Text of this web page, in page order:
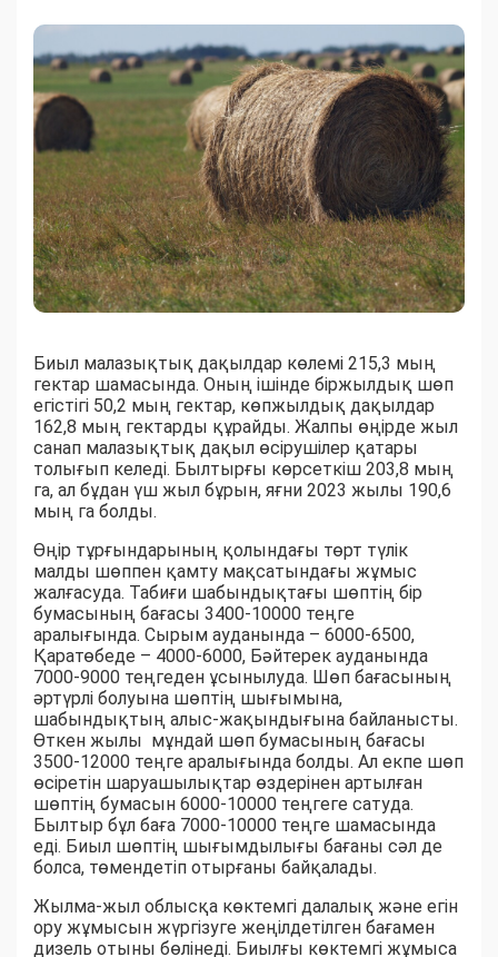
Биыл малазықтық дақылдар көлемі 215,3 мың
гектар шамасында. Оның ішінде біржылдық шөп
егістігі 50,2 мың гектар, көпжылдық дақылдар
162,8 мың гектарды құрайды. Жалпы өңірде жыл
санап малазықтық дақыл өсірушілер қатары
толығып келеді. Былтырғы көрсеткіш 203,8 мың
га, ал бұдан үш жыл бұрын, яғни 2023 жылы 190,6
мың га болды.
Өңір тұрғындарының қолындағы төрт түлік
малды шөппен қамту мақсатындағы жұмыс
жалғасуда. Табиғи шабындықтағы шөптің бір
бумасының бағасы 3400-10000 теңге
аралығында. Сырым ауданында – 6000-6500,
Қаратөбеде – 4000-6000, Бәйтерек ауданында
7000-9000 теңгеден ұсынылуда. Шөп бағасының
әртүрлі болуына шөптің шығымына,
шабындықтың алыс-жақындығына байланысты.
Өткен жылы мұндай шөп бумасының бағасы
3500-12000 теңге аралығында болды. Ал екпе шөп
өсіретін шаруашылықтар өздерінен артылған
шөптің бумасын 6000-10000 теңгеге сатуда.
Былтыр бұл баға 7000-10000 теңге шамасында
еді. Биыл шөптің шығымдылығы бағаны сәл де
болса, төмендетіп отырғаны байқалады.
Жылма-жыл облысқа көктемгі далалық және егін
ору жұмысын жүргізуге жеңілдетілген бағамен
дизель отыны бөлінеді. Биылғы көктемгі жұмыса